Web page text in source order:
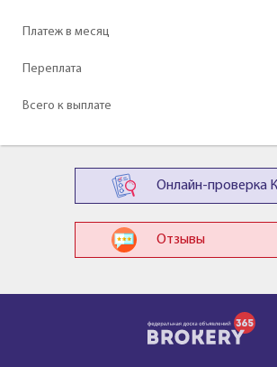
Платеж в месяц
Переплата
Всего к выплате
Онлайн-проверка
Отзывы